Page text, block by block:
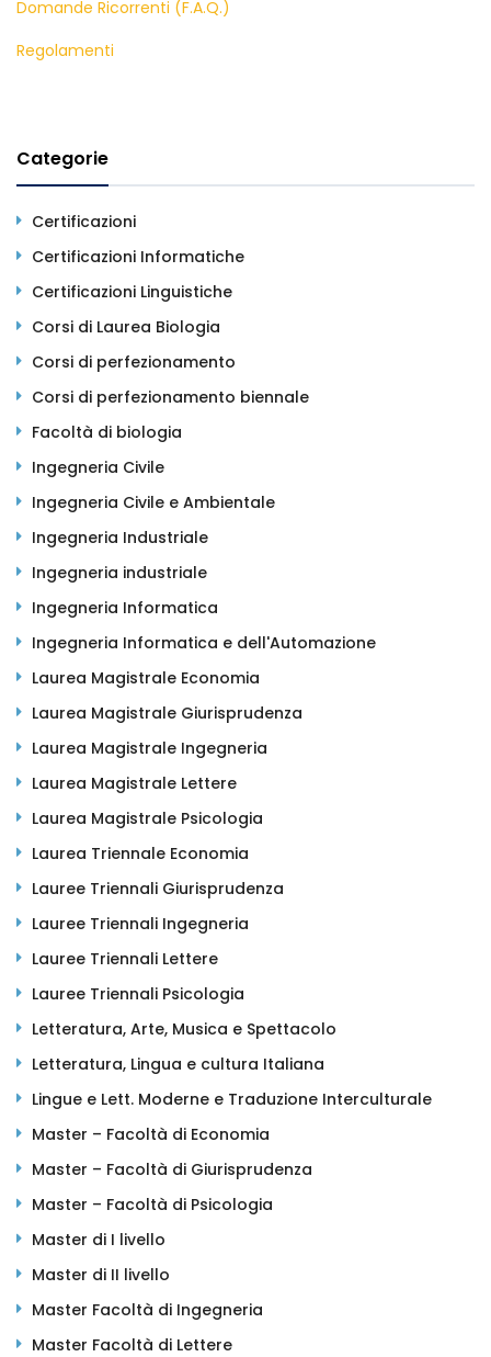
Domande Ricorrenti (F.A.Q.)
Regolamenti
Categorie
Certificazioni
Certificazioni Informatiche
Certificazioni Linguistiche
Corsi di Laurea Biologia
Corsi di perfezionamento
Corsi di perfezionamento biennale
Facoltà di biologia
Ingegneria Civile
Ingegneria Civile e Ambientale
Ingegneria Industriale
Ingegneria industriale
Ingegneria Informatica
Ingegneria Informatica e dell'Automazione
Laurea Magistrale Economia
Laurea Magistrale Giurisprudenza
Laurea Magistrale Ingegneria
Laurea Magistrale Lettere
Laurea Magistrale Psicologia
Laurea Triennale Economia
Lauree Triennali Giurisprudenza
Lauree Triennali Ingegneria
Lauree Triennali Lettere
Lauree Triennali Psicologia
Letteratura, Arte, Musica e Spettacolo
Letteratura, Lingua e cultura Italiana
Lingue e Lett. Moderne e Traduzione Interculturale
Master – Facoltà di Economia
Master – Facoltà di Giurisprudenza
Master – Facoltà di Psicologia
Master di I livello
Master di II livello
Master Facoltà di Ingegneria
Master Facoltà di Lettere